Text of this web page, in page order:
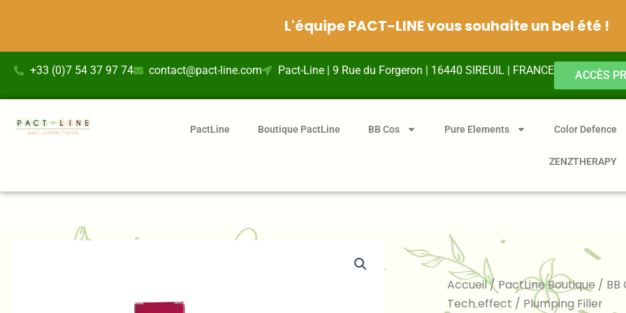
contenu
+33 (0)7 54 37 97 74 contact@pact-line.com Pact-Line | 9 Rue du Forgeron | 16440 SIREUIL | FRANCE ACCÈS
PactLine Boutique PactLine BB Cos Pure Elements Color Defence
ZENZTHERAPY
Accueil/PactLine Boutique / BB
Tech effect / Plumping Filler
L'équipe PACT-LINE vous souhaite un bel été !